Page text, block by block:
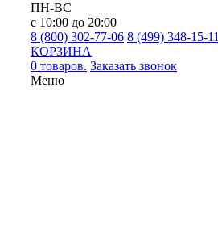
ПН-ВС
с 10:00 до 20:00
8 (800) 302-77-06 8 (499) 348-15-11
КОРЗИНА
0 товаров. Заказать звонок
Меню